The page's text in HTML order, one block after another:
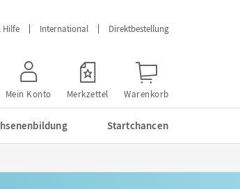
Hilfe International Direktbestellung
Mein Konto Merkzettel Warenkorb
Startchancen